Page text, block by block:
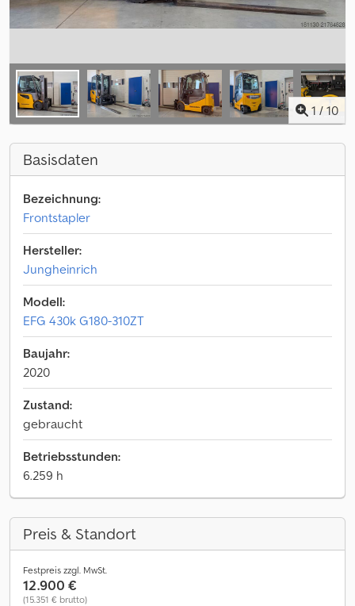
1 / 10
Basisdaten
Bezeichnung:
Frontstapler
Hersteller:
Jungheinrich
Modell:
EFG 430k G180-310ZT
Baujahr:
2020
Zustand:
gebraucht
Betriebsstunden:
6.259 h
Preis & Standort
Festpreis zzgl. MwSt.
12.900 €
(15.351 € brutto)